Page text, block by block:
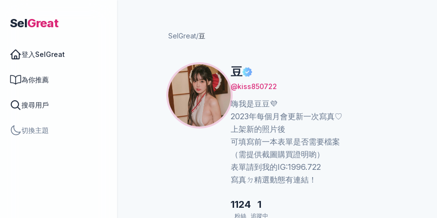
SelGreat
登入SelGreat
為你推薦
搜尋用戶
切換主題
SelGreat/豆
豆
@kiss850722
嗨我是豆豆💜
2023年每個月會更新一次寫真♡
上架新的照片後
可填寫前一本表單是否需要檔案
（需提供截圖購買證明喲）
表單請到我的IG:1996.722
寫真ㄉ精選動態有連結！
1124
粉絲
1
追蹤中